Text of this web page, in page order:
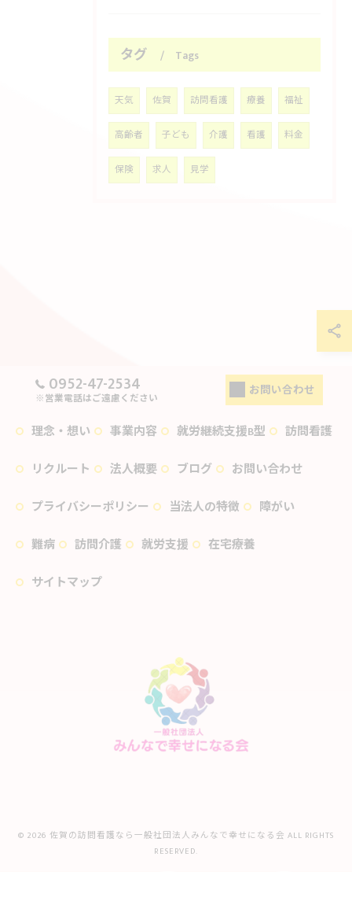
タグ Tags
天気 佐賀 訪問看護 療養 福祉
高齢者 子ども 介護 看護 料金
保険 求人 見学
0952-47-2534
※営業電話はご遠慮ください お問い合わせ
理念・想い 事業内容 就労継続支援B型
訪問看護
リクルート
法人概要 ブログ
お問い合わせ
プライバシーポリシー
当法人の特徴
障がい
難病
訪問介護 就労支援
在宅療養
サイトマップ
© 2026 佐賀の訪問看護なら一般社団法人みんなで幸せになる会 ALL RIGHTS
RESERVED.